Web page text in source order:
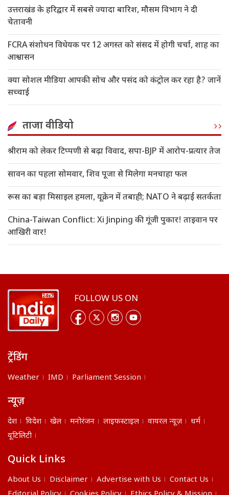
उत्तराखंड के हरिद्वार में सबसे ज्यादा बारिश, मौसम विभाग ने दी
चेतावनी
FCRA संशोधन विधेयक पर 12 अगस्त को संसद में होगी चर्चा, शाह का
आश्वासन
क्या सोशल मीडिया आपकी सोच और पसंद को कंट्रोल कर रहा है? जानें
सच्चाई
ताजा वीडियो
श्रीराम को लेकर टिप्पणी से बढ़ा विवाद, सपा-BJP में आरोप-प्रत्यार तेज
सावन का पहला सोमवार, शिव पूजा से मिलेगा मनचाहा फल
रूस का बड़ा मिसाइल हमला, यूक्रेन में तबाही; NATO ने बढ़ाई सतर्कता
China-Taiwan Conflict: Xi Jinping की गूंजी पुकार! ताइवान पर
आखिरी वार!
FOLLOW US ON
ट्रेंडिंग
Weather IMD Parliament Session
न्यूज़
देश विदेश खेल मनोरंजन लाइफस्टाइल वायरल न्यूज़
धर्म
यूटिलिटी
Quick Links
About Us Disclaimer Advertise with Us
Contact Us